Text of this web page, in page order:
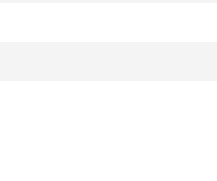
een gazon.
de woning